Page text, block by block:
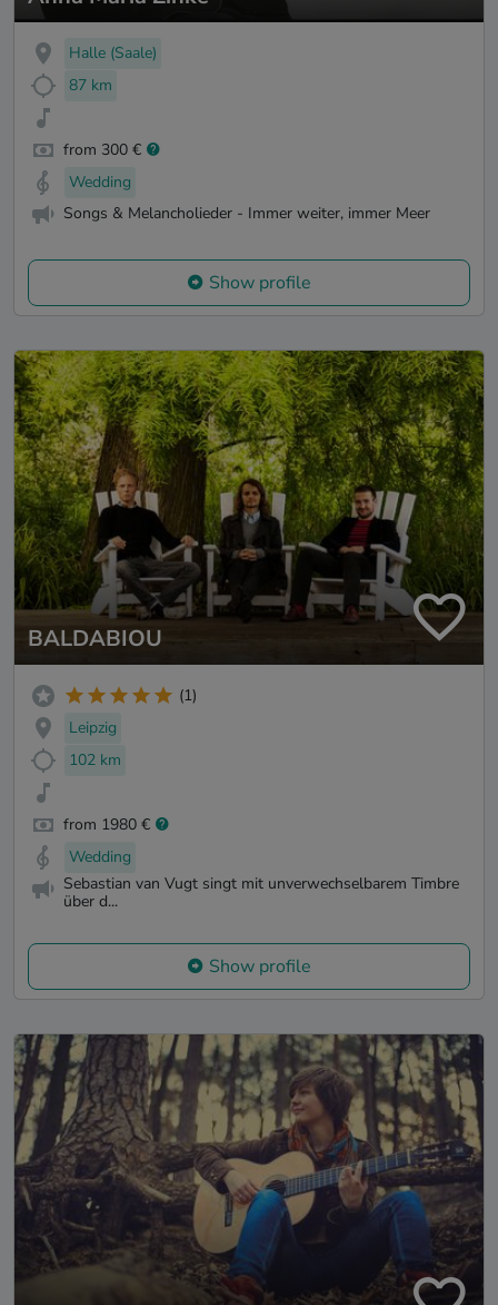
Halle (Saale)
87 km
from 300 €
Wedding
Songs & Melancholieder - Immer weiter, immer Meer
Show profile
BALDABIOU
(1)
Leipzig
102 km
from 1980 €
Wedding
Sebastian van Vugt singt mit unverwechselbarem Timbre
über d...
Show profile